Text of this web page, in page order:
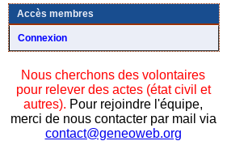
Accès membres
Connexion
Nous cherchons des volontaires
pour relever des actes (état civil et
autres). Pour rejoindre l'équipe,
merci de nous contacter par mail via
contact@geneoweb.org